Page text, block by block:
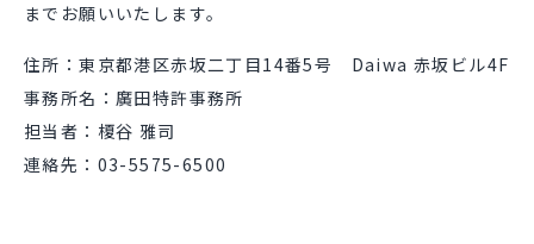
までお願いいたします。
住所：東京都港区赤坂二丁目14番5号 Daiwa 赤坂ビル4F
事務所名：廣田特許事務所
担当者：榎谷 雅司
連絡先：03-5575-6500